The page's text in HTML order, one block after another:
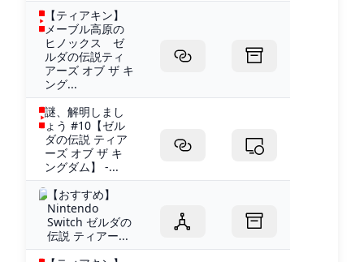
【ティアキン】
メーブル高原の
ヒノックス ゼ
ルダの伝説ティ
アーズ オブ ザ キ
ング...
謎、解明しまし
ょう #10【ゼル
ダの伝説 ティア
ーズ オブ ザ キ
ングダム】 -...
【おすすめ】
Nintendo
Switch ゼルダの
伝説 ティアー...